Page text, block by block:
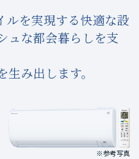
ルを実現する快適な設
ュな都会暮らしを支
み出します。
※参考写真